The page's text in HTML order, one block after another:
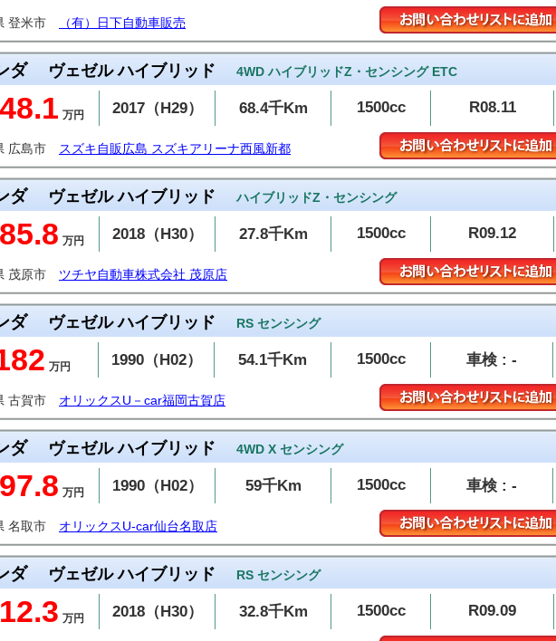
登米市 （有）日下自動車販売
ダ ヴェゼル ハイブリッド 4WD ハイブリッドZ・センシング ETC
万円 2017（H29） 68.4千Km 1500cc R08.11
広島市 スズキ自販広島 スズキアリーナ西風新都
ダ ヴェゼル ハイブリッド ハイブリッドZ・センシング
万円 2018（H30） 27.8千Km 1500cc R09.12
茂原市 ツチヤ自動車株式会社 茂原店
ダ ヴェゼル ハイブリッド RS センシング
万円 1990（H02） 54.1千Km 1500cc 車検 : -
古賀市 オリックスU－car福岡古賀店
ダ ヴェゼル ハイブリッド 4WD X センシング
万円 1990（H02） 59千Km 1500cc 車検 : -
名取市 オリックスU-car仙台名取店
ダ ヴェゼル ハイブリッド RS センシング
万円 2018（H30） 32.8千Km 1500cc R09.09